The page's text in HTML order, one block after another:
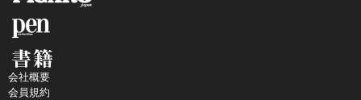
会社概要
会員規約